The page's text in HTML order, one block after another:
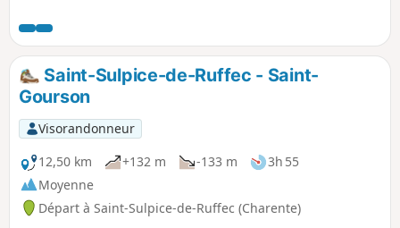
et plateau qui vous feront découvrir les beaux paysages de
Charente Limousine.
Saint-Sulpice-de-Ruffec - Saint-
Gourson
Visorandonneur
12,50 km
+132 m -133 m
3h 55
Moyenne
Départ à Saint-Sulpice-de-Ruffec (Charente)